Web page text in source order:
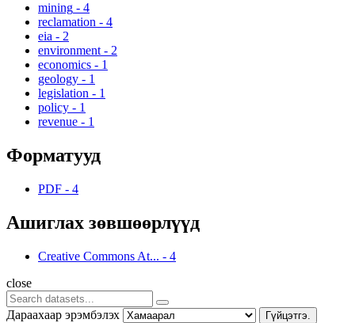
mining - 4
reclamation - 4
eia - 2
environment - 2
economics - 1
geology - 1
legislation - 1
policy - 1
revenue - 1
Форматууд
PDF - 4
Ашиглах зөвшөөрлүүд
Creative Commons At... - 4
close
Дараахаар эрэмбэлэх Гүйцэтгэ.